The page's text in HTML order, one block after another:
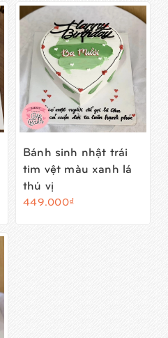
Bánh sinh nhật trái
tim vệt màu xanh lá
thú vị
449.000₫